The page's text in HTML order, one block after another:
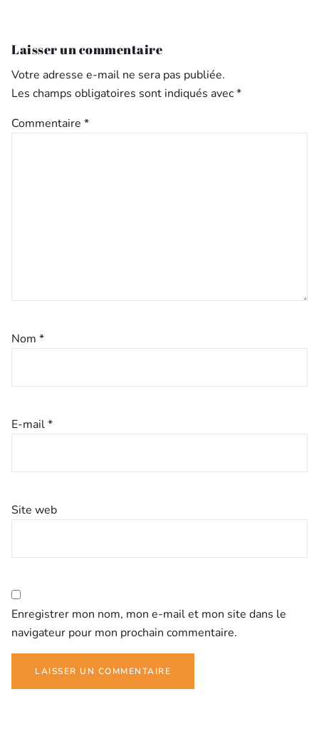
Laisser un commentaire
Votre adresse e-mail ne sera pas publiée.
Les champs obligatoires sont indiqués avec*
Commentaire *
Nom *
E-mail*
Site web
Enregistrer mon nom, mon e-mail et mon site dans le
navigateur pour mon prochain commentaire.